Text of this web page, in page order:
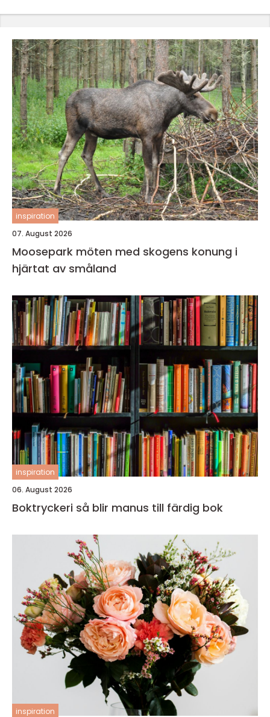
inspiration
07. August 2026
Moosepark möten med skogens konung i
hjärtat av småland
inspiration
06. August 2026
Boktryckeri så blir manus till färdig bok
inspiration